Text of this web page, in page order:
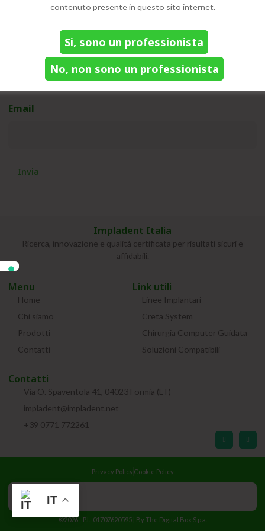
(Obbligatorio)
Email
Impladent Italia
Ricerca, innovazione e qualità certificata per risultati sicuri e
affidabili.
Menu
Home
Chi siamo
Prodotti
Contatti
Link utili
Linee Implantari
Creta System
Chirurgia Computer Guidata
Soluzioni Compatibili
Contatti
Via O. Spaventola 41, 04023 Formia (LT)
impladent@impladent.net
+39 0771 772261
Privacy Policy Cookie Policy
©2026 - P.I.: 01707620595 | By The Digital Box S.p.a.
IT
contenuto presente in questo sito internet.
Si, sono un professionista
No, non sono un professionista